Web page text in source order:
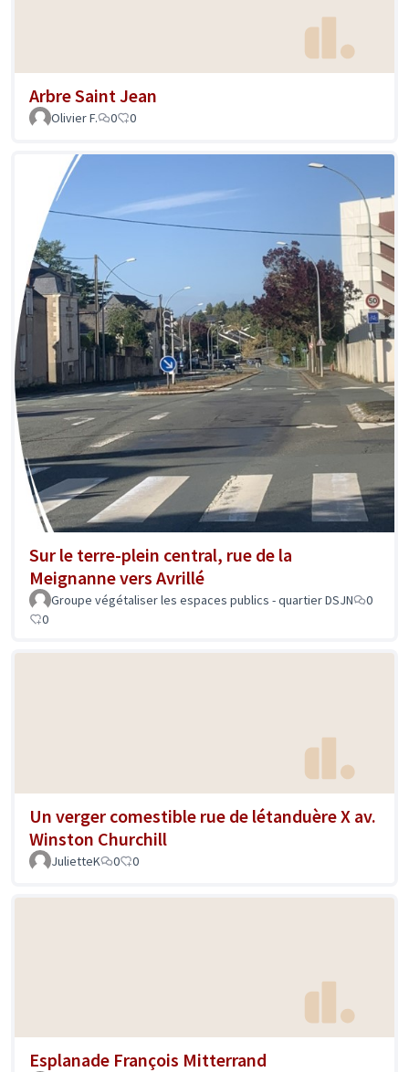
Arbre Saint Jean
Olivier F. 0 0
Sur le terre-plein central, rue de la
Meignanne vers Avrillé
Groupe végétaliser les espaces publics - quartier DSJN
0
0
Un verger comestible rue de létanduère X av.
Winston Churchill
JulietteK 0 0
Esplanade François Mitterrand